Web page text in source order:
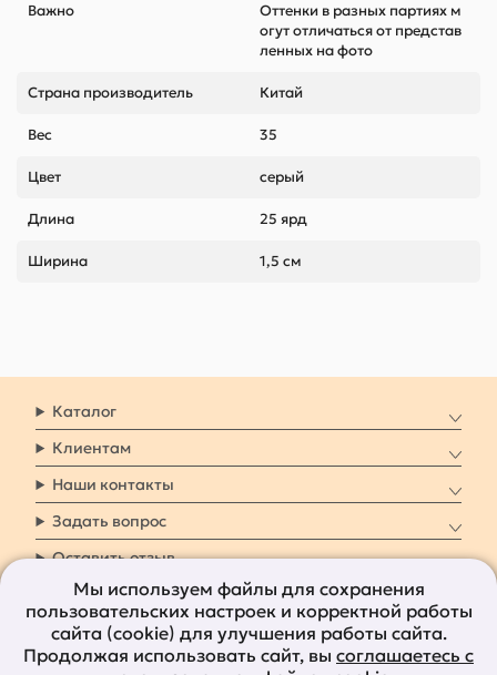
Важно
Оттенки в разных партиях м
огут отличаться от представ
ленных на фото
Страна производитель Китай
Вес 35
Цвет серый
Длина 25 ярд
Ширина 1,5 см
Каталог
Клиентам
Наши контакты
Задать вопрос
Оставить отзыв
8 800 7009 161 Заказать звонок
Наши социальные
Мы используем файлы для сохранения
пользовательских настроек и корректной работы
сайта (cookie) для улучшения работы сайта.
Продолжая использовать сайт, вы соглашаетесь с